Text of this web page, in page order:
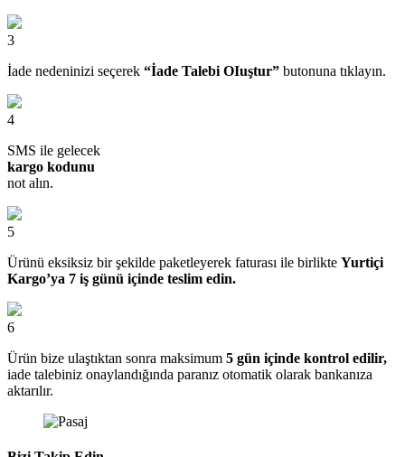
3
İade nedeninizi seçerek “İade Talebi OIuştur” butonuna tıklayın.
4
SMS ile gelecek
kargo kodunu
not alın.
5
Ürünü eksiksiz bir şekilde paketleyerek faturası ile birlikte Yurtiçi
Kargo’ya 7 iş günü içinde teslim edin.
6
Ürün bize ulaştıktan sonra maksimum 5 gün içinde kontrol edilir,
iade talebiniz onaylandığında paranız otomatik olarak bankanıza
aktarılır.